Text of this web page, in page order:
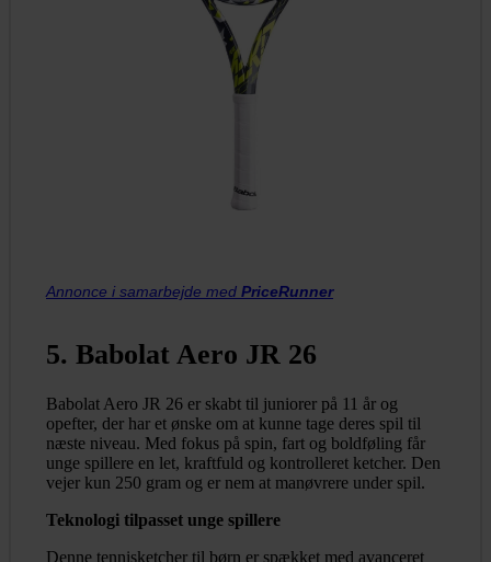
Annonce i samarbejde med PriceRunner
5. Babolat Aero JR 26
Babolat Aero JR 26 er skabt til juniorer på 11 år og
opefter, der har et ønske om at kunne tage deres spil til
næste niveau. Med fokus på spin, fart og boldføling får
unge spillere en let, kraftfuld og kontrolleret ketcher. Den
vejer kun 250 gram og er nem at manøvrere under spil.
Teknologi tilpasset unge spillere
Denne tennisketcher til børn er spækket med avanceret